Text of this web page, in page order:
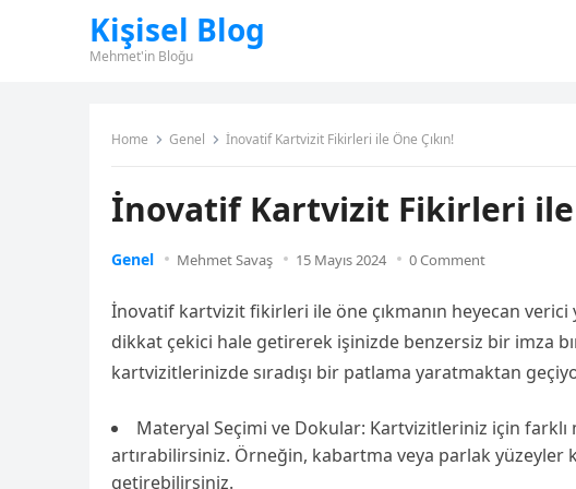
Kişisel Blog
Mehmet'in Bloğu
Home Genel İnovatif Kartvizit Fikirleri ile Öne Çıkın!
İnovatif Kartvizit Fikirleri ile
Genel Mehmet Savaş 15 Mayıs 2024 0 Comment
İnovatif kartvizit fikirleri ile öne çıkmanın heyecan verici
dikkat çekici hale getirerek işinizde benzersiz bir imza
kartvizitlerinizde sıradışı bir patlama yaratmaktan
Materyal Seçimi ve Dokular: Kartvizitleriniz için
artırabilirsiniz. Örneğin, kabartma veya parlak yüzeyler
getirebilirsiniz.